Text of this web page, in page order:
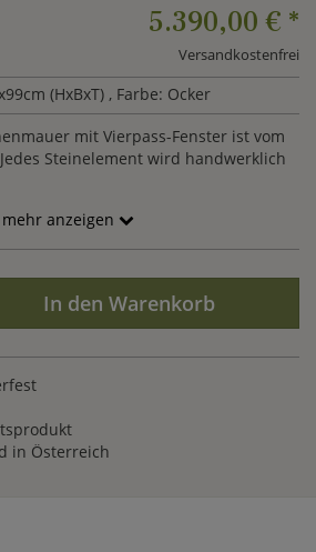
5.390,00 € *
Versandkostenfrei
(HxBxT) , Farbe: Ocker
mit Vierpass-Fenster ist vom
Steinelement wird handwerklich
mehr anzeigen
In den Warenkorb
in Österreich